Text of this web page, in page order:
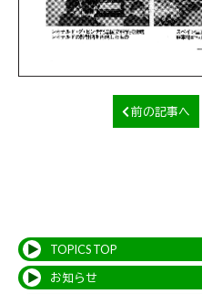
前の記事へ
TOPICS TOP
お知らせ